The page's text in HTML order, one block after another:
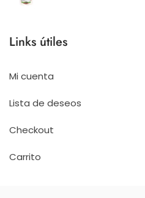
Links útiles
Mi cuenta
Lista de deseos
Checkout
Carrito